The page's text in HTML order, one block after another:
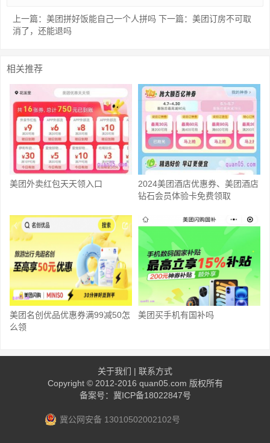
上一篇： 美团拼好饭能自己一个人拼吗 下一篇： 美团订房不可取
消了，还能退吗
相关推荐
美团外卖红包天天领入口
2024美团酒店优惠券、美团酒店
钻石会员体验卡免费领取
美团名创优品优惠券满99减50怎
么领
美团买手机有国补吗
关于我们 | 联系方式
Copyright © 2012-2016 quan05.com 版权所有
备案号：冀ICP备18022847号
冀公网安备 13010502002102号